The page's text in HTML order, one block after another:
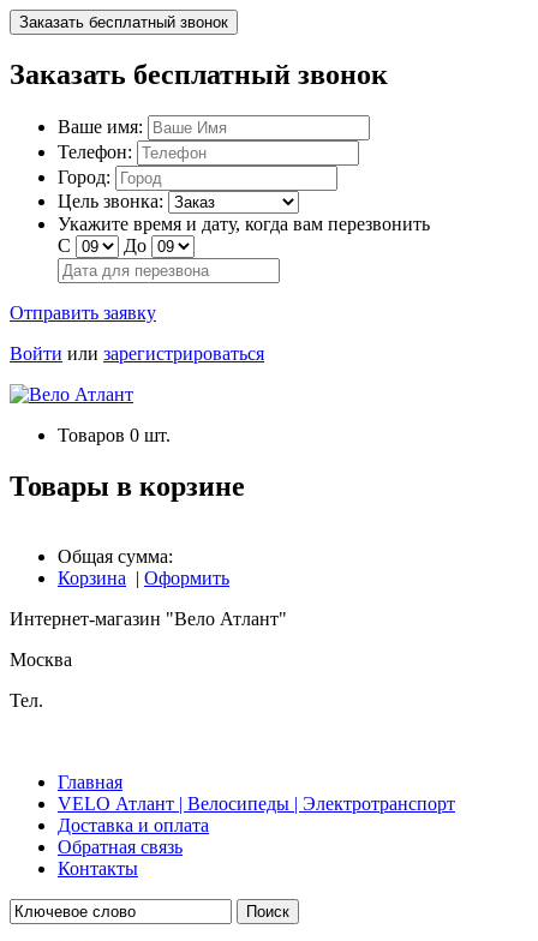
Заказать бесплатный звонок
Заказать бесплатный звонок
Ваше имя:
Телефон:
Город:
Цель звонка:
Укажите время и дату, когда вам перезвонить
С
До
Отправить заявку
Войти или зарегистрироваться
Товаров 0 шт.
Товары в корзине
Общая сумма:
Корзина | Оформить
Интернет-магазин "Вело Атлант"
Москва
Тел.
Главная
VELO Атлант | Велосипеды | Электротранспорт
Доставка и оплата
Обратная связь
Контакты
Поиск